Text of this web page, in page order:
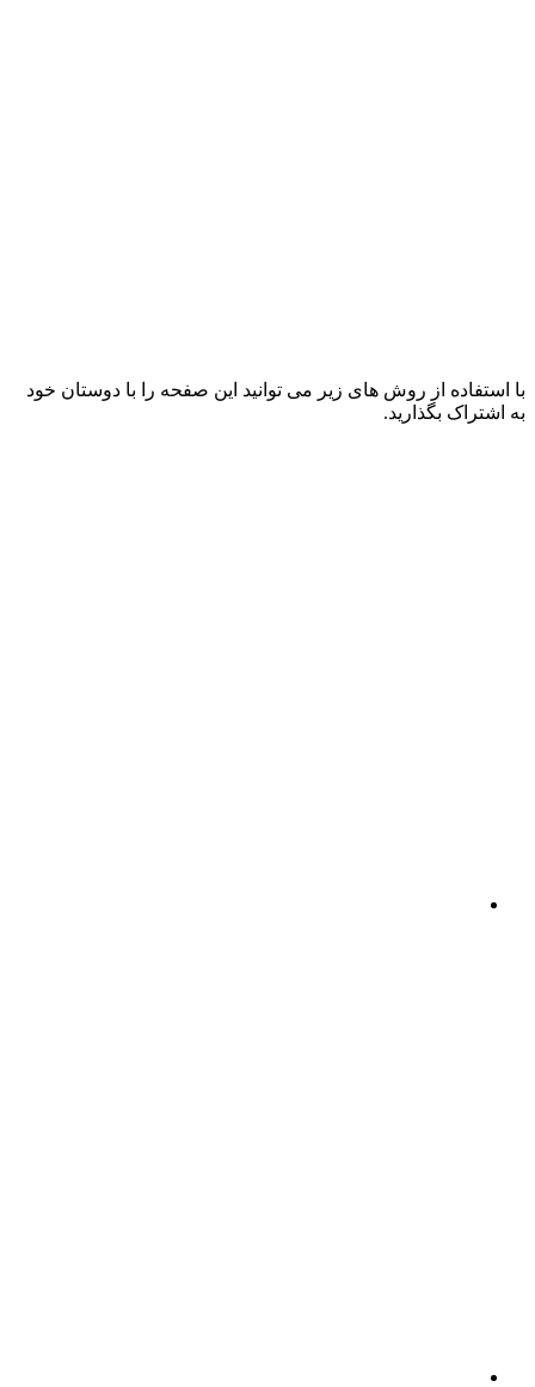
با استفاده از روش های زیر می توانید این صفحه را با دوستان خود
به اشتراک بگذارید.